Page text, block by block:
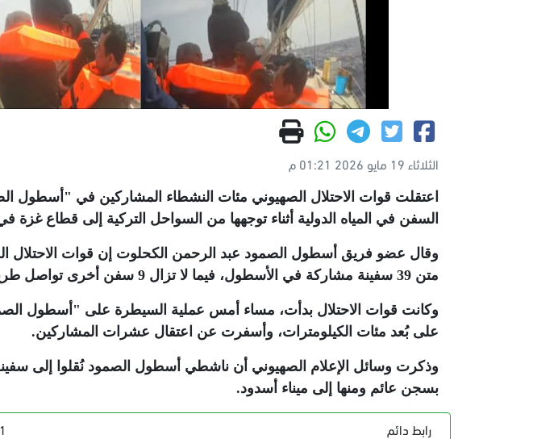
الثلاثاء 19 مايو 2026 01:21 م
اعتقلت قوات الاحتلال الصهيوني مئات النشطاء المشاركين في
السفن في المياه الدولية أثناء توجهها من السواحل التركية إلى قطاع
متن 39 سفينة مشاركة في الأسطول، فيما لا تزال 9 سفن أخرى تواصل طريقها نحو قطاع غزة
وكانت قوات الاحتلال بدأت، مساء أمس عملية السيطرة على "أسطول
على بُعد مئات الكيلومترات، وأسفرت عن اعتقال عشرات المشاركين.
وذكرت وسائل الإعلام الصهيوني أن ناشطي أسطول الصمود نُقلوا إلى سفينة
بسجن عائم ومنها إلى ميناء أسدود.
رابط دائم